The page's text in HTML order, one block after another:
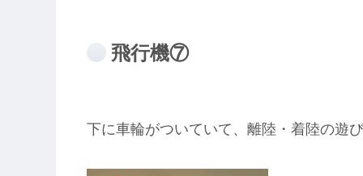
飛行機⑦
下に車輪がついていて、離陸・着陸の遊